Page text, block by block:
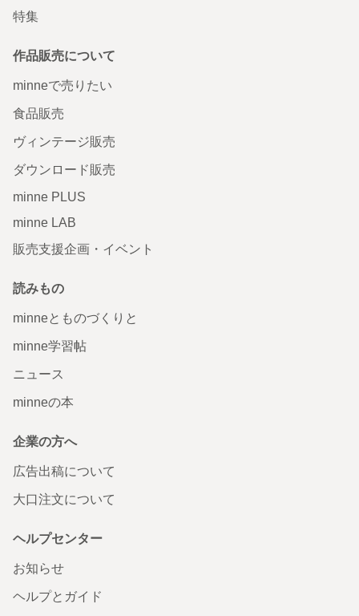
特集
作品販売について
minneで売りたい
食品販売
ヴィンテージ販売
ダウンロード販売
minne PLUS
minne LAB
販売支援企画・イベント
読みもの
minneとものづくりと
minne学習帖
ニュース
minneの本
企業の方へ
広告出稿について
大口注文について
ヘルプセンター
お知らせ
ヘルプとガイド